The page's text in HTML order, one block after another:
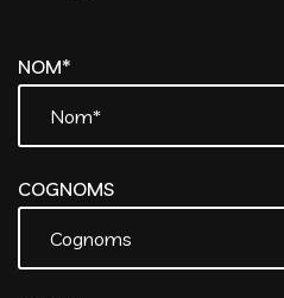
NOM*
COGNOMS